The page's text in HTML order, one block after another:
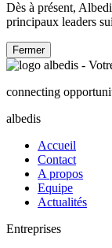
Dès à présent,
principaux leaders
Fermer
connecting
albedis
Accueil
Contact
A propos
Equipe
Actualités
Entreprises